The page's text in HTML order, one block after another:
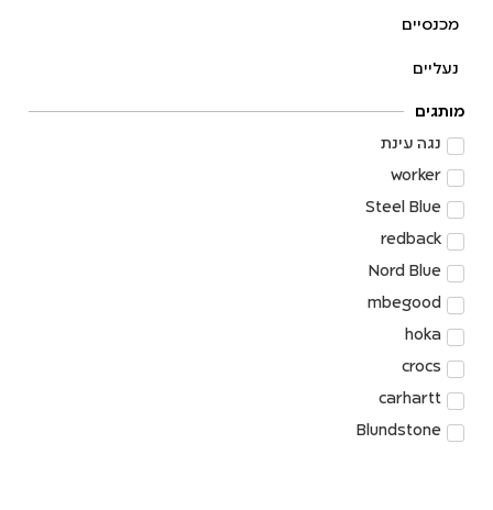
מכנסיים
נעליים
מותגים
נגה עינת
worker
Steel Blue
redback
Nord Blue
mbegood
hoka
crocs
carhartt
Blundstone